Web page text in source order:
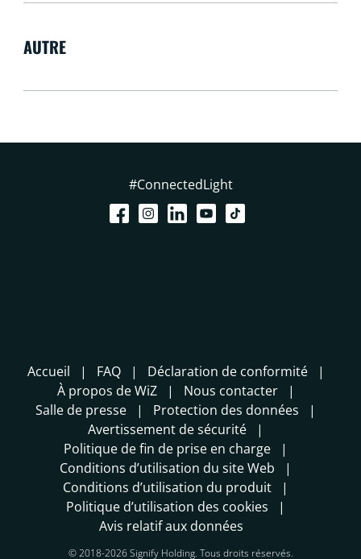
AUTRE
#ConnectedLight
Accueil FAQ
Déclaration de conformité
À propos de WiZ
Nous contacter
Salle de presse
Protection des données
Avertissement de sécurité
Politique de fin de prise en charge
Conditions d’utilisation du site Web
Conditions d’utilisation du produit
Politique d’utilisation des cookies
Avis relatif aux données
© 2018-2026 Signify Holding. Tous droits réservés.